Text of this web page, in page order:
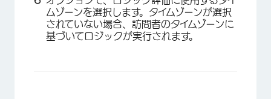
ムゾーンを選択します。タイムゾーンが選択
されていない場合、訪問者のタイムゾーンに
基づいてロジックが実行されます。